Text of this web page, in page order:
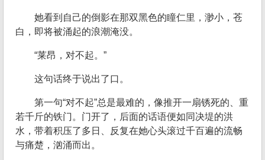
她看到自己的倒影在那双黑色的瞳仁里，渺小，苍
白，即将被涌起的浪潮淹没。
“莱昂，对不起。”
这句话终于说出了口。
第一句“对不起”总是最难的，像推开一扇锈死的、重
若千斤的铁门。门开了，后面的话语便如同决堤的洪
水，带着积压了多日、反复在她心头滚过千百遍的流畅
与痛楚，汹涌而出。